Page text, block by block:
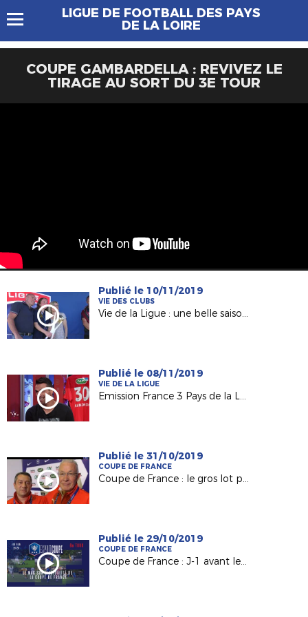
LIGUE DE FOOTBALL DES PAYS
DE LA LOIRE
COUPE GAMBARDELLA : REVIVEZ LE
TIRAGE AU SORT DU 3E TOUR
Publié le 10/11/2019
VIE DES CLUBS
Vie de la Ligue : une belle saison 2018-2019 !
Publié le 08/11/2019
VIE DE LA LIGUE
Emission France 3 Pays de la Loire "USB Foot" #40
Publié le 31/10/2019
COUPE DE FRANCE
Coupe de France : le gros lot pour Mûrs-Erigné (R2)
Publié le 29/10/2019
COUPE DE FRANCE
Coupe de France : J-1 avant le tirage du 7e tour !